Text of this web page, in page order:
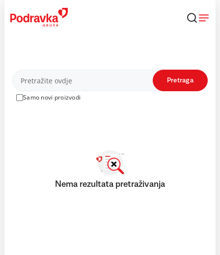
content
Proizvodi
Samo novi proizvodi
Pretraga
Nema rezultata pretraživanja